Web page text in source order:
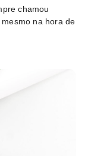
chamou
na hora de